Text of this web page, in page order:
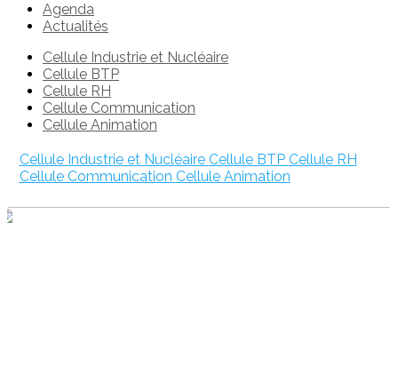
Agenda
Actualités
Cellule Industrie et Nucléaire
Cellule BTP
Cellule RH
Cellule Communication
Cellule Animation
Cellule Industrie et Nucléaire Cellule BTP Cellule RH
Cellule Communication Cellule Animation